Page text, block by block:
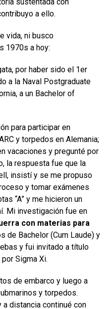
a ello.
vida, ni busco
1970s a hoy:
por haber sido el 1er
a la Naval Postgraduate
a un Bachelor of
para participar en
y torpedos en Alemania;
vacaciones y pregunté por
la respuesta fue que la
insistí y se me propuso
y tomar exámenes
“A” y me hicieron un
Mi investigación fue en
con materias para
de Bachelor (Cum Laude) y
y fui invitado a título
Sigma Xi.
de embarco y luego a
y torpedos.
a distancia continué con